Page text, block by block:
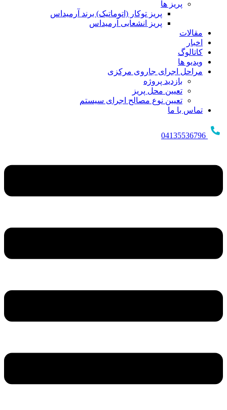
پریز ها
پریز توکار (اتوماتیک) برند آرمیداس
پریز انشعابی آرمیداس
مقالات
اخبار
کاتالوگ
ویدیو ها
مراحل اجرای جاروی مرکزی
بازدید پروژه
تعیین محل پریز
تعیین نوع مصالح اجرای سیستم
تماس با ما
04135536796